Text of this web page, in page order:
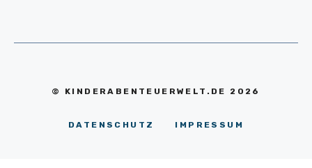
© KINDERABENTEUERWELT.DE 2026
DATENSCHUTZ IMPRESSUM